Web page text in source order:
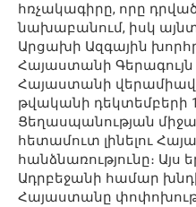
հռչակագիրը, որը
նախաբանում, իսկ
Արցախի Ազգային
Հայաստանի
Հայաստանի
թվականի դեկտեմբերի
Ցեղասպանության
հետամուտ լինելու
հանձնառությունը։ Այս
Ադրբեջանի համար
Հայաստանը